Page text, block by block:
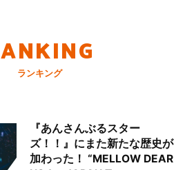
ランキング
『あんさんぶるスター
ズ！！』にまた新たな歴史が
加わった！ “MELLOW DEAR